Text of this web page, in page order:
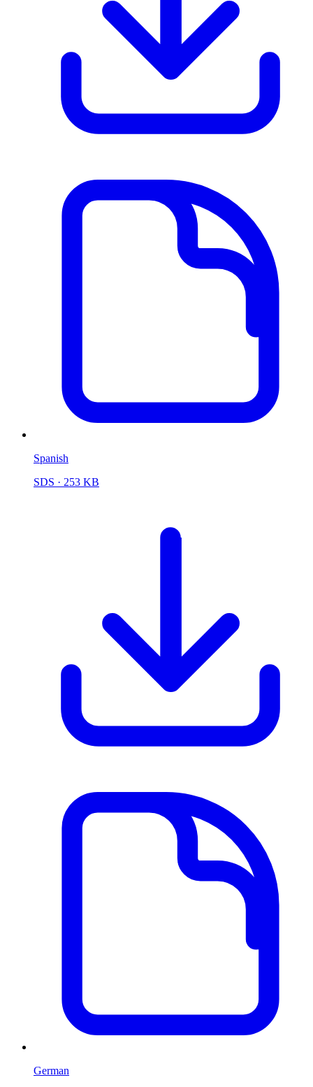
Spanish
SDS · 253 KB
German